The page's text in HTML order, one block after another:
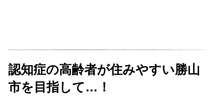
認知症の高齢者が住みやすい勝山
市を目指して…！